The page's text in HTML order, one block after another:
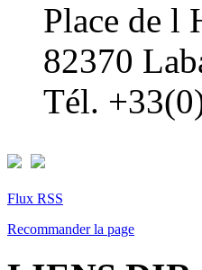
Place de l
82370
Tél.
Flux RSS
Recommander la page